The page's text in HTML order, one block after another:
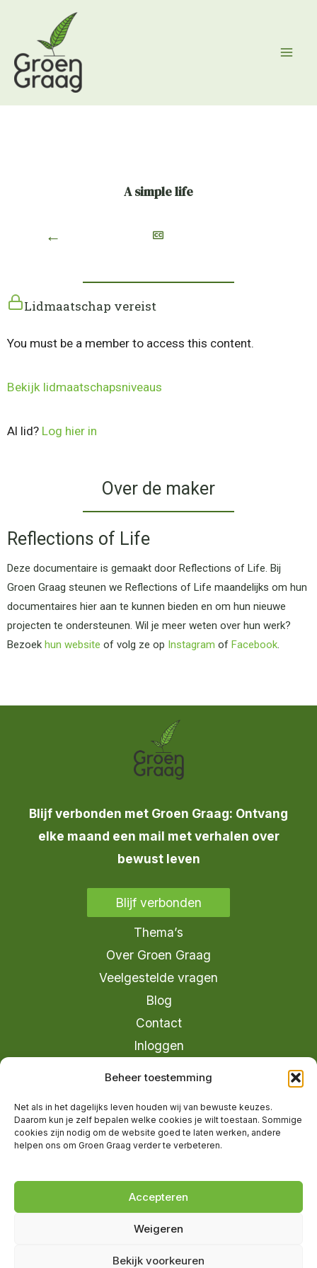
Beheer toestemming
Net als in het dagelijks leven houden wij van bewuste keuzes.
Daarom kun je zelf bepalen welke cookies je wilt toestaan. Sommige
cookies zijn nodig om de website goed te laten werken, andere
helpen ons om Groen Graag verder te verbeteren.
Accepteren
Weigeren
Bekijk voorkeuren
inhoud
A simple life
←
Lidmaatschap vereist
You must be a member to access this content.
Bekijk lidmaatschapsniveaus
Al lid? Log hier in
Over de maker
Reflections of Life
Deze documentaire is gemaakt door Reflections of Life. Bij
Groen Graag steunen we Reflections of Life maandelijks om hun
documentaires hier aan te kunnen bieden en om hun nieuwe
projecten te ondersteunen. Wil je meer weten over hun werk?
Bezoek hun website of volg ze op Instagram of Facebook.
Blijf verbonden met Groen Graag: Ontvang
elke maand een mail met verhalen over
bewust leven
Blijf verbonden
Thema’s
Over Groen Graag
Veelgestelde vragen
Blog
Contact
Inloggen
info@groengraag.nl
Ervaringen van leden op Trustpilot
Marketing
Groen Graag is onderdeel van Moreau
Management B.V.